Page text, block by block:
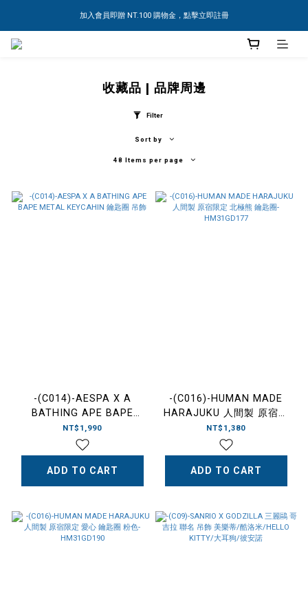
加入會員即贈 NT.100 購物金，點擊立即註冊
收藏品 | 品牌周邊
Filter
Sort by
48 Items per page
-(C014)-AESPA X A
BATHING APE BAPE
METAL KEYCAHIN 鑰匙圈
吊飾
NT$1,990
ADD TO CART
-(C016)-HUMAN MADE
HARAJUKU 人間製 原宿限
定 北極熊 鑰匙圈-
HM31GD177
NT$1,380
ADD TO CART